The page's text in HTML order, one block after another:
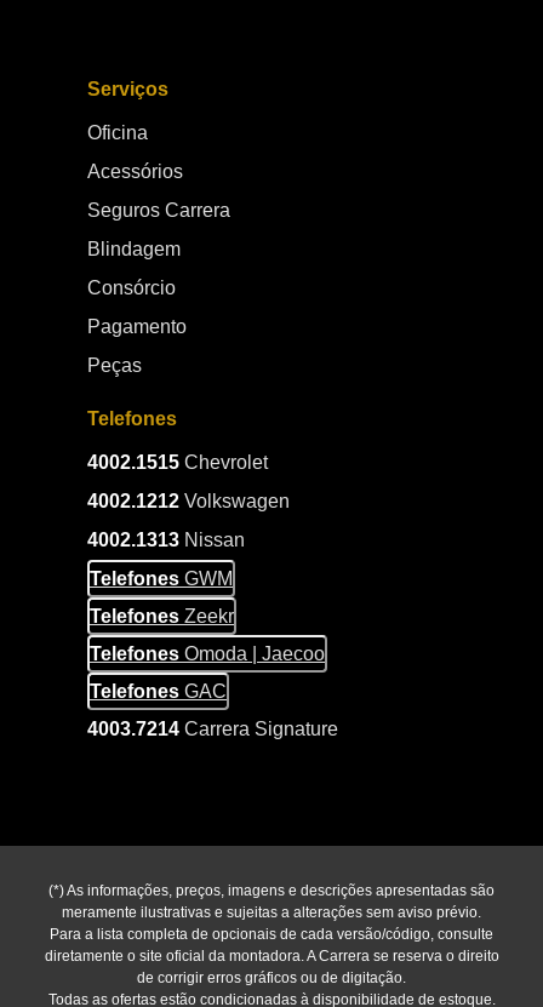
Serviços
Oficina
Acessórios
Seguros Carrera
Blindagem
Consórcio
Pagamento
Peças
Telefones
4002.1515 Chevrolet
4002.1212 Volkswagen
4002.1313 Nissan
Telefones GWM
Telefones Zeekr
Telefones Omoda | Jaecoo
Telefones GAC
4003.7214 Carrera Signature
(*) As informações, preços, imagens e descrições apresentadas são
meramente ilustrativas e sujeitas a alterações sem aviso prévio.
Para a lista completa de opcionais de cada versão/código, consulte
diretamente o site oficial da montadora. A Carrera se reserva o direito
de corrigir erros gráficos ou de digitação.
Todas as ofertas estão condicionadas à disponibilidade de estoque.